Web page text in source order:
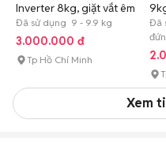
Inverter 8kg, giặt vắt êm
Đã sử dụng 9 - 9.9 kg
3.000.000 đ
Tp Hồ Chí Minh
Đã
Xem